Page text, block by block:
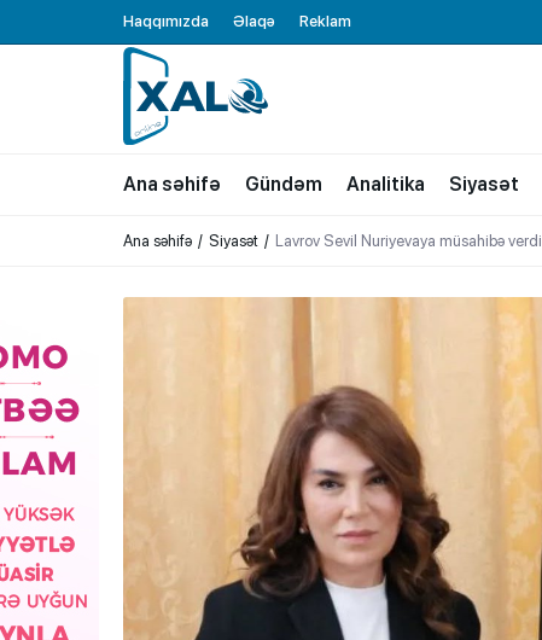
Haqqımızda Əlaqə Reklam
XALQ.ONLINE
ONLAYN PLATFORMA
Ana səhifə Gündəm Analitika Siyasət
Ana səhifə Siyasət Lavrov Sevil Nuriyevaya müsahibə verdi